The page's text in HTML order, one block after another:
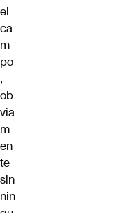
el
ca
m
po
,
ob
via
m
en
te
sin
nin